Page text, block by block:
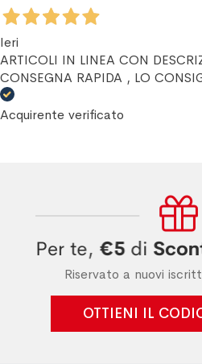
Ieri
ARTICOLI IN LINEA CON
CONSEGNA RAPIDA , LO
Acquirente verificato
Riservato a nuovi
OTTIENI IL